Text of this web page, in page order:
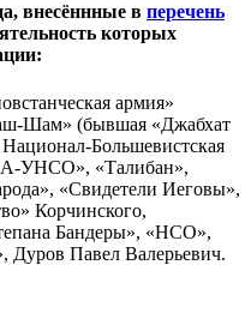
внесённные в перечень
которых
армия»
Шам» (бывшая «Джабхат
Большевистская
УНСО», «Талибан»,
«Свидетели Иеговы»,
Корчинского,
Бандеры», «НСО»,
Дуров Павел Валерьевич.